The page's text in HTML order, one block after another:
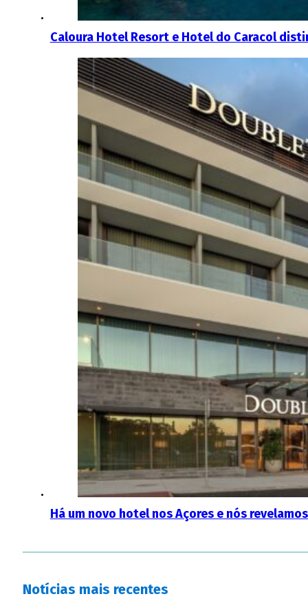
Caloura Hotel Resort e Hotel do Caracol
Há um novo hotel nos Açores e nós
Notícias mais recentes